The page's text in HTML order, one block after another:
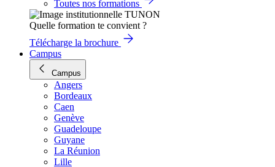
Toutes nos formations
Quelle formation te convient ?
Télécharge la brochure
Campus
Campus
Angers
Bordeaux
Caen
Genève
Guadeloupe
Guyane
La Réunion
Lille